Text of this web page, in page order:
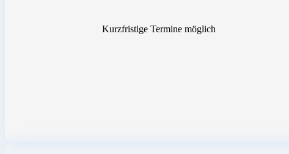
Kurzfristige Termine möglich